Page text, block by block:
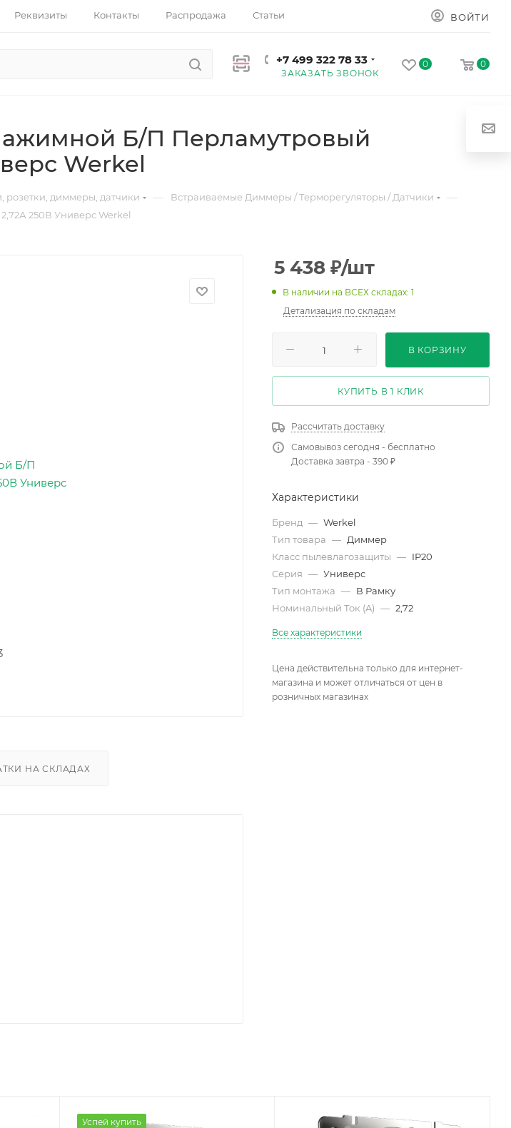
Реквизиты Контакты Распродажа Статьи ВОЙТИ
+7 499 322 78 33
ЗАКАЗАТЬ ЗВОНОК
0 0
Б/П Перламутровый
Werkel
розетки, диммеры, датчики — Встраиваемые Диммеры / Терморегуляторы / Датчики —
250В Универс Werkel
НА СКЛАДАХ
5 438 ₽/шт
В наличии на ВСЕХ складах: 1
Детализация по складам
В КОРЗИНУ
КУПИТЬ В 1 КЛИК
Рассчитать доставку
Самовывоз сегодня - бесплатно
Доставка завтра - 390 ₽
Характеристики
Бренд — Werkel
Тип товара — Диммер
Класс пылевлагозащиты — IP20
Серия — Универс
Тип монтажа — В Рамку
Номинальный Ток (A) — 2,72
Все характеристики
Цена действительна только для интернет-
магазина и может отличаться от цен в
розничных магазинах
Успей купить